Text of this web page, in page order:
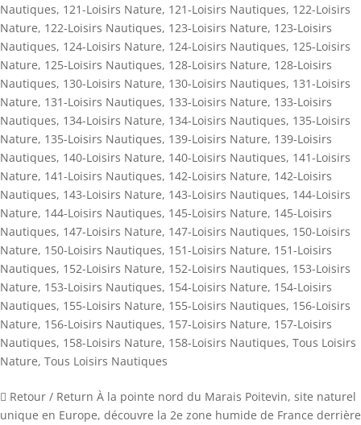
Nautiques, 121-Loisirs Nature, 121-Loisirs Nautiques, 122-Loisirs
Nature, 122-Loisirs Nautiques, 123-Loisirs Nature, 123-Loisirs
Nautiques, 124-Loisirs Nature, 124-Loisirs Nautiques, 125-Loisirs
Nature, 125-Loisirs Nautiques, 128-Loisirs Nature, 128-Loisirs
Nautiques, 130-Loisirs Nature, 130-Loisirs Nautiques, 131-Loisirs
Nature, 131-Loisirs Nautiques, 133-Loisirs Nature, 133-Loisirs
Nautiques, 134-Loisirs Nature, 134-Loisirs Nautiques, 135-Loisirs
Nature, 135-Loisirs Nautiques, 139-Loisirs Nature, 139-Loisirs
Nautiques, 140-Loisirs Nature, 140-Loisirs Nautiques, 141-Loisirs
Nature, 141-Loisirs Nautiques, 142-Loisirs Nature, 142-Loisirs
Nautiques, 143-Loisirs Nature, 143-Loisirs Nautiques, 144-Loisirs
Nature, 144-Loisirs Nautiques, 145-Loisirs Nature, 145-Loisirs
Nautiques, 147-Loisirs Nature, 147-Loisirs Nautiques, 150-Loisirs
Nature, 150-Loisirs Nautiques, 151-Loisirs Nature, 151-Loisirs
Nautiques, 152-Loisirs Nature, 152-Loisirs Nautiques, 153-Loisirs
Nature, 153-Loisirs Nautiques, 154-Loisirs Nature, 154-Loisirs
Nautiques, 155-Loisirs Nature, 155-Loisirs Nautiques, 156-Loisirs
Nature, 156-Loisirs Nautiques, 157-Loisirs Nature, 157-Loisirs
Nautiques, 158-Loisirs Nature, 158-Loisirs Nautiques, Tous Loisirs
Nature, Tous Loisirs Nautiques
 Retour / Return À la pointe nord du Marais Poitevin, site naturel
unique en Europe, découvre la 2e zone humide de France derrière